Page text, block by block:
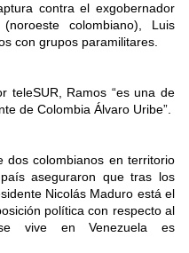
contra el exgobernador
colombiano), Luis
con grupos paramilitares.
teleSUR, Ramos “es una de
de Colombia Álvaro Uribe”.
dos colombianos en territorio
aseguraron que tras los
Nicolás Maduro está el
política con respecto al
vive en Venezuela es